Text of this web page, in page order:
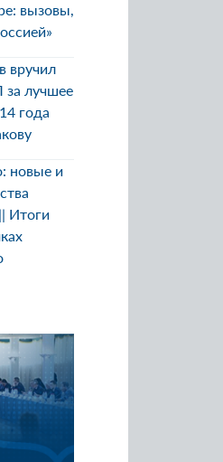
вызовы,
вручил
лучшее
года
новые и
Итоги